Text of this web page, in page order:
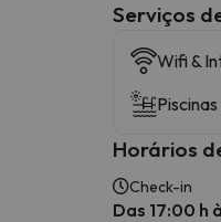
Serviços
Wifi &
Piscinas
Horários
Check-in
Das 17:00 h